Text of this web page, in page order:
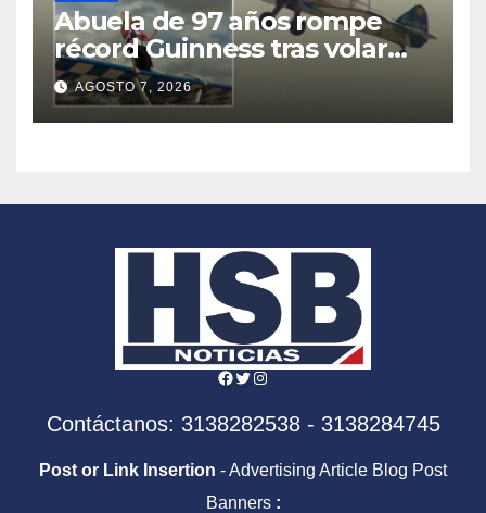
Abuela de 97 años rompe
récord Guinness tras volar
atada a las alas de una
avioneta
AGOSTO 7, 2026
Facebook
Twitter
Instagram
Contáctanos: 3138282538 - 3138284745
Post or Link Insertion - Advertising Article Blog Post
Banners :